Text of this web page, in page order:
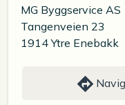
MG Byggservice AS
Tangenveien 23
1914 Ytre Enebakk